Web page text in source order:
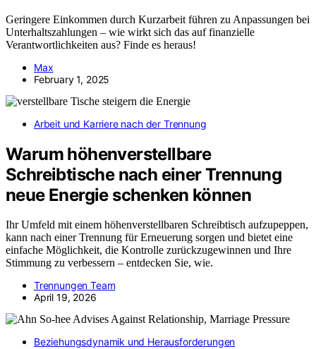
Geringere Einkommen durch Kurzarbeit führen zu Anpassungen bei
Unterhaltszahlungen – wie wirkt sich das auf finanzielle
Verantwortlichkeiten aus? Finde es heraus!
Max
February 1, 2025
Arbeit und Karriere nach der Trennung
Warum höhenverstellbare
Schreibtische nach einer Trennung
neue Energie schenken können
Ihr Umfeld mit einem höhenverstellbaren Schreibtisch aufzupeppen,
kann nach einer Trennung für Erneuerung sorgen und bietet eine
einfache Möglichkeit, die Kontrolle zurückzugewinnen und Ihre
Stimmung zu verbessern – entdecken Sie, wie.
Trennungen Team
April 19, 2026
Beziehungsdynamik und Herausforderungen